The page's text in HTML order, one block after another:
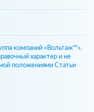
компаний «Вольтаж™».
характер и не
положениями Статьи